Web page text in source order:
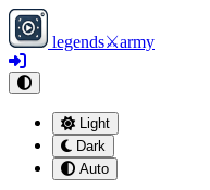
legends⚔army
Light
Dark
Auto